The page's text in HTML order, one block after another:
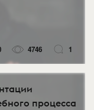
4746 1
процесса